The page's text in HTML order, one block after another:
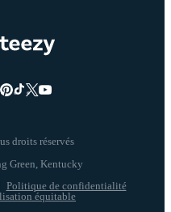
droits réservés
Politique de confidentialité
équitable